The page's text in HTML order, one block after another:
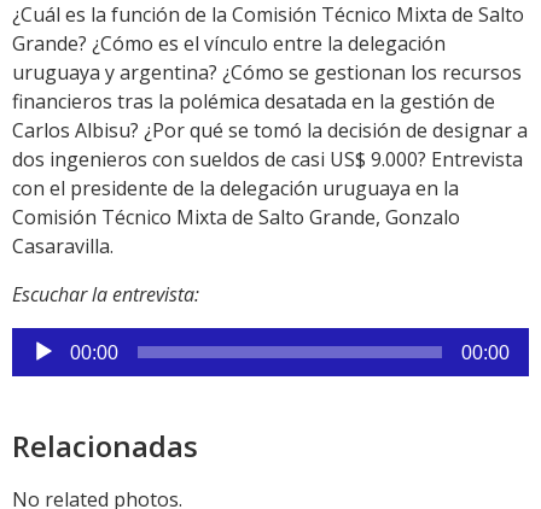
¿Cuál es la función de la Comisión Técnico Mixta de Salto
Grande? ¿Cómo es el vínculo entre la delegación
uruguaya y argentina? ¿Cómo se gestionan los recursos
financieros tras la polémica desatada en la gestión de
Carlos Albisu? ¿Por qué se tomó la decisión de designar a
dos ingenieros con sueldos de casi US$ 9.000? Entrevista
con el presidente de la delegación uruguaya en la
Comisión Técnico Mixta de Salto Grande, Gonzalo
Casaravilla.
Escuchar la entrevista:
Reproductor
de
00:00 00:00
Relacionadas
No related photos.